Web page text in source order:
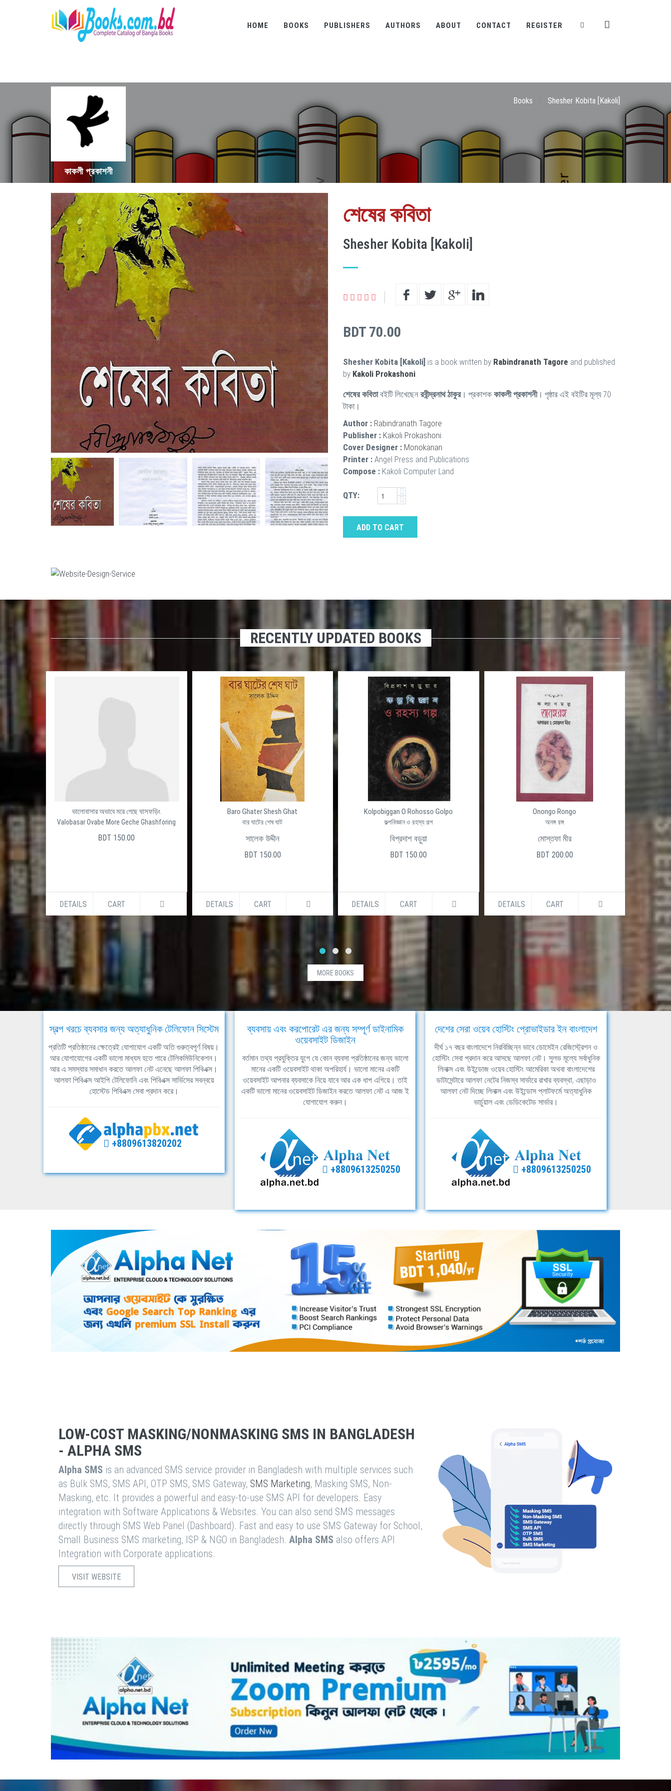
HOME BOOKS PUBLISHERS AUTHORS ABOUT CONTACT REGISTER
কাকলী প্রকাশনী
Books Shesher Kobita [Kakoli]
শেষের কবিতা
Shesher Kobita [Kakoli]
BDT 70.00
Shesher Kobita [Kakoli] is a book written by Rabindranath Tagore and published
by Kakoli Prokashoni.
শেষের কবিতাবইটি লিখেছেন রবীন্দ্রনাথ ঠাকুর। প্রকাশক কাকলী প্রকাশনী। পৃষ্ঠার এই বইটির মূল্য 70
টাকা।
Author : Rabindranath Tagore
Publisher : Kakoli Prokashoni
Cover Designer : Monokanan
Printer : Angel Press and Publications
Compose : Kakoli Computer Land
QTY:
ADD TO CART
RECENTLY UPDATED BOOKS
ভালোবাসার অভাবে মরে গেছে ঘাসফড়িং
Valobasar Ovabe More Geche Ghashforing
BDT 150.00
DETAILS CART
Baro Ghater Shesh Ghat
বার ঘাটের শেষ ঘাট
সালেক উদ্দীন
BDT 150.00
DETAILS CART
Kolpobiggan O Rohosso Golpo
কল্পবিজ্ঞান ও রহস্য গল্প
বিপ্রদাশ বড়ুয়া
BDT 150.00
DETAILS CART
Onongo Rongo
অনঙ্গ রঙ্গ
মোস্তফা মীর
BDT 200.00
DETAILS CART DETAILS
MORE BOOKS
স্বল্প খরচে ব্যবসার জন্য অত্যাধুনিক টেলিফোন সিস্টেম
প্রতিটি প্রতিষ্ঠানের ক্ষেত্রেই যোগাযোগ একটি অতি গুরুত্বপূর্ণ বিষয়।
আর যোগাযোগের একটি ভালো মাধ্যম হতে পারে টেলিকমিউনিকেশন।
আর এ সমস্যার সমাধান করতে আলফা নেট এনেছে আলফা পিবিএক্স।
আলফা পিবিএক্স আইপি টেলিফোনি এবং পিবিএক্স সার্ভিসের সবন্বয়ে
হোস্টেড পিবিএক্স সেবা প্রদান করে।
+8809613820202
ব্যবসায় এবং করপোরেট এর জন্য সম্পূর্ণ ডাইনামিক
ওয়েবসাইট ডিজাইন
বর্তমান তথ্য প্রযুক্তির যুগে যে কোন ব্যবসা প্রতিষ্ঠানের জন্য ভালো
মানের একটি ওয়েবসাইট থাকা অপরিহার্য। ভালো মানের একটি
ওয়েবসাইট আপনার ব্যবসাকে নিয়ে যাবে আর এক ধাপ এগিয়ে। তাই
একটি ভালো মানের ওয়েবসাইট ডিজাইন করতে আলফা নেট এ আজ ই
যোগাযোগ করুন।
+8809613250250
দেশের সেরা ওয়েব হোস্টিং প্রোভাইডার ইন বাংলাদেশ
দীর্ঘ ১৭ বছর বাংলাদেশে নিরবিচ্ছিন্ন ভাবে ডোমেইন রেজিস্ট্রেশন ও
হোস্টিং সেবা প্রদান করে আসছে আলফা নেট। সুলভ মূল্যে সর্বাধুনিক
লিনাক্স এবং উইন্ডোজ ওয়েব হোস্টিং আমেরিকা অথবা বাংলাদেশের
ডাটাসেন্টারে আলফা নেটের নিজস্ব সার্ভারে রাখার ব্যবস্থা, এছাড়াও
আলফা নেট দিচ্ছে লিনাক্স এবং উইন্ডোস প্লাটফর্মে অত্যাধুনিক
ভার্চুয়াল এবং ডেডিকেটেড সার্ভার।
+8809613250250
LOW-COST MASKING/NONMASKING SMS IN BANGLADESH
- ALPHA SMS
Alpha SMS is an advanced SMS service provider in Bangladesh with multiple services such
as Bulk SMS, SMS API, OTP SMS, SMS Gateway, SMS Marketing, Masking SMS, Non-
Masking, etc. It provides a powerful and easy-to-use SMS API for developers. Easy
integration with Software Applications & Websites. You can also send SMS messages
directly through SMS Web Panel (Dashboard). Fast and easy to use SMS Gateway for School,
Small Business SMS marketing, ISP & NGO in Bangladesh. Alpha SMS also offers API
Integration with Corporate applications.
VISIT WEBSITE